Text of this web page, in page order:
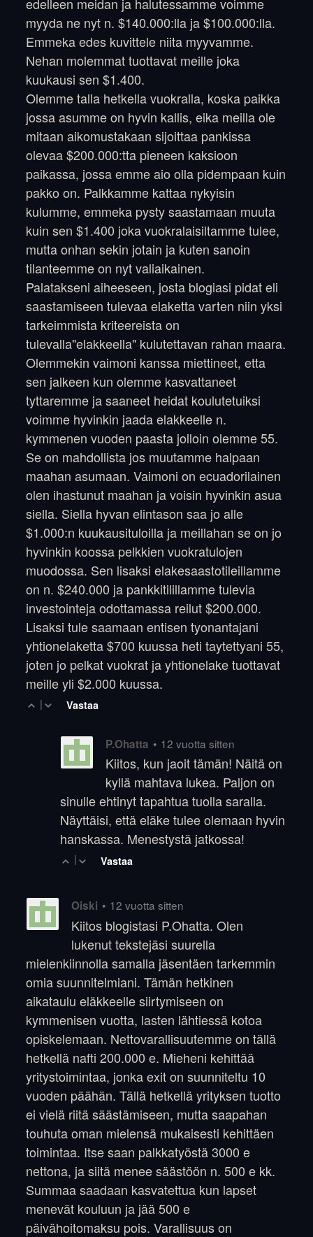
myyda ne nyt n. $140.000:lla ja $100.000:lla.
Emmeka edes kuvittele niita myyvamme.
Nehan molemmat tuottavat meille joka
kuukausi sen $1.400.
Olemme talla hetkella vuokralla, koska paikka
jossa asumme on hyvin kallis, eika meilla ole
mitaan aikomustakaan sijoittaa pankissa
olevaa $200.000:tta pieneen kaksioon
paikassa, jossa emme aio olla pidempaan kuin
pakko on. Palkkamme kattaa nykyisin
kulumme, emmeka pysty saastamaan muuta
kuin sen $1.400 joka vuokralaisiltamme tulee,
mutta onhan sekin jotain ja kuten sanoin
tilanteemme on nyt valiaikainen.
Palatakseni aiheeseen, josta blogiasi pidat eli
saastamiseen tulevaa elaketta varten niin yksi
tarkeimmista kriteereista on
tulevalla"elakkeella" kulutettavan rahan maara.
Olemmekin vaimoni kanssa miettineet, etta
sen jalkeen kun olemme kasvattaneet
tyttaremme ja saaneet heidat koulutetuiksi
voimme hyvinkin jaada elakkeelle n.
kymmenen vuoden paasta jolloin olemme 55.
Se on mahdollista jos muutamme halpaan
maahan asumaan. Vaimoni on ecuadorilainen
olen ihastunut maahan ja voisin hyvinkin asua
siella. Siella hyvan elintason saa jo alle
$1.000:n kuukausituloilla ja meillahan se on jo
hyvinkin koossa pelkkien vuokratulojen
muodossa. Sen lisaksi elakesaastotileillamme
on n. $240.000 ja pankkitilillamme tulevia
investointeja odottamassa reilut $200.000.
Lisaksi tule saamaan entisen tyonantajani
yhtionelaketta $700 kuussa heti taytettyani 55,
joten jo pelkat vuokrat ja yhtionelake tuottavat
meille yli $2.000 kuussa.
| Vastaa
P.Ohatta • 12 vuotta sitten
Kiitos, kun jaoit tämän! Näitä on
kyllä mahtava lukea. Paljon on
sinulle ehtinyt tapahtua tuolla saralla.
Näyttäisi, että eläke tulee olemaan hyvin
hanskassa. Menestystä jatkossa!
| Vastaa
Oiski • 12 vuotta sitten
Kiitos blogistasi P.Ohatta. Olen
lukenut tekstejäsi suurella
mielenkiinnolla samalla jäsentäen tarkemmin
omia suunnitelmiani. Tämän hetkinen
aikataulu eläkkeelle siirtymiseen on
kymmenisen vuotta, lasten lähtiessä kotoa
opiskelemaan. Nettovarallisuutemme on tällä
hetkellä nafti 200.000 e. Mieheni kehittää
yritystoimintaa, jonka exit on suunniteltu 10
vuoden päähän. Tällä hetkellä yrityksen tuotto
ei vielä riitä säästämiseen, mutta saapahan
touhuta oman mielensä mukaisesti kehittäen
toimintaa. Itse saan palkkatyöstä 3000 e
nettona, ja siitä menee säästöön n. 500 e kk.
Summaa saadaan kasvatettua kun lapset
menevät kouluun ja jää 500 e
päivähoitomaksu pois. Varallisuus on